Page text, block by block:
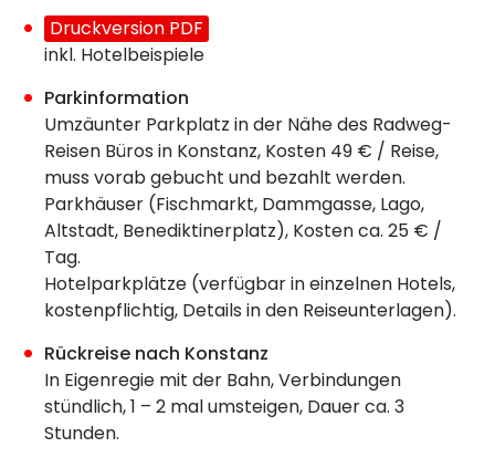
Druckversion PDF
inkl. Hotelbeispiele
Parkinformation
Umzäunter Parkplatz in der Nähe des Radweg-
Reisen Büros in Konstanz, Kosten 49 € / Reise,
muss vorab gebucht und bezahlt werden.
Parkhäuser (Fischmarkt, Dammgasse, Lago,
Altstadt, Benediktinerplatz), Kosten ca. 25 € /
Tag.
Hotelparkplätze (verfügbar in einzelnen Hotels,
kostenpflichtig, Details in den Reiseunterlagen).
Rückreise nach Konstanz
In Eigenregie mit der Bahn, Verbindungen
stündlich, 1 – 2 mal umsteigen, Dauer ca. 3
Stunden.